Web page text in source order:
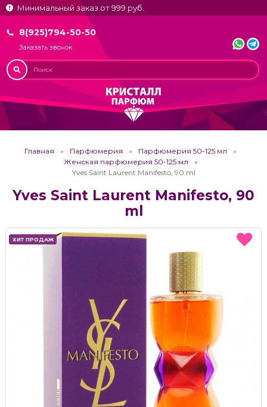
Минимальный заказ от 999 руб.
8(925)794-50-50
Заказать звонок
Главная Парфюмерия
Парфюмерия 50-125 мл
Женская парфюмерия 50-125 мл
Yves Saint Laurent Manifesto, 90 ml
Yves Saint Laurent Manifesto, 90
ml
ХИТ ПРОДАЖ
ХИТ ПРОДАЖ